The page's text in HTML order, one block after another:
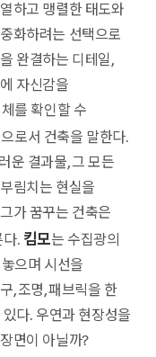
하고 맹렬한 태도와
화하려는 선택으로
완결하는 디테일,
자신감을
를 확인할 수
로서 건축을 말한다.
운 결과물, 그 모든
림치는 현실을
가 꿈꾸는 건축은
다. 킴모는 수집광의
으며 시선을
, 조명, 패브릭을 한
다. 우연과 현장성을
면이 아닐까?